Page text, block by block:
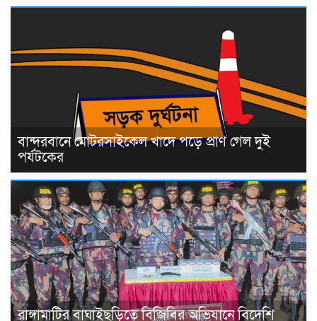
বান্দরবানে মোটরসাইকেল খাদে পড়ে প্রাণ গেল দুই
পর্যটকের
রাঙ্গামাটির বাঘাইছড়িতে বিজিবির অভিযানে বিদেশি